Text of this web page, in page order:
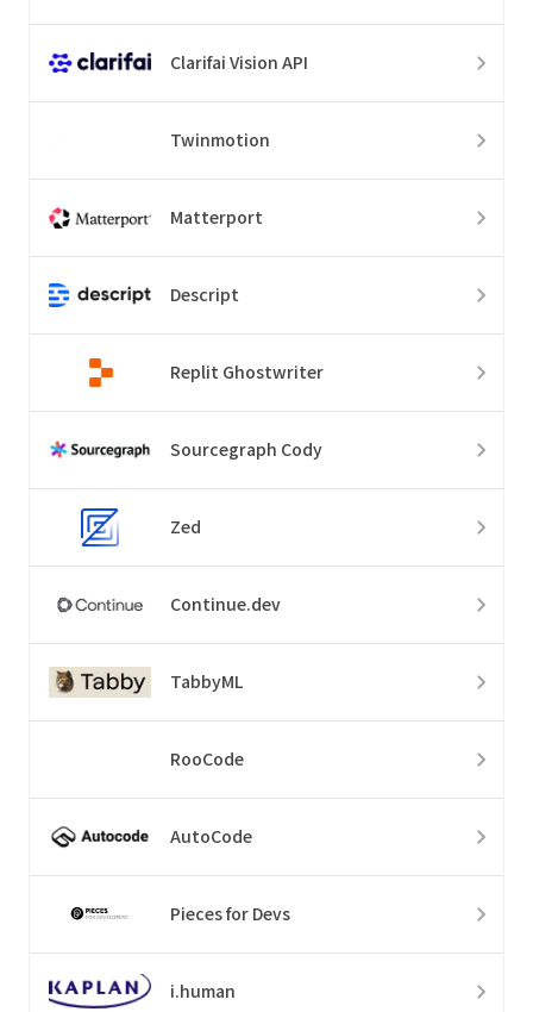
Clarifai Vision API
Twinmotion
Matterport
Descript
Replit Ghostwriter
Sourcegraph Cody
Zed
Continue.dev
TabbyML
RooCode
AutoCode
Pieces for Devs
i.human